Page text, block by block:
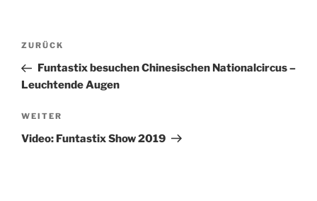
Beitragsnavigation
Vorheriger
Beitrag
ZURÜCK
Funtastix besuchen Chinesischen Nationalcircus –
Leuchtende Augen
Nächster
Beitrag
WEITER
Video: Funtastix Show 2019